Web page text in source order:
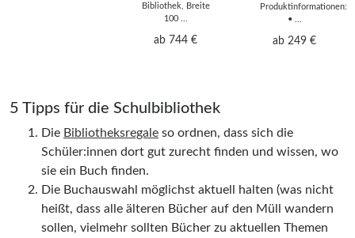
Bibliothek, Breite
100 ...
ab 744 €
Produktinformationen:
• ...
ab 249 €
5 Tipps für die Schulbibliothek
Die Bibliotheksregale so ordnen, dass sich die
Schüler:innen dort gut zurecht finden und wissen, wo
sie ein Buch finden.
Die Buchauswahl möglichst aktuell halten (was nicht
heißt, dass alle älteren Bücher auf den Müll wandern
sollen, vielmehr sollten Bücher zu aktuellen Themen